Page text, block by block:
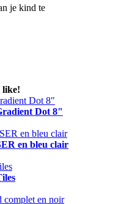
je kind te
like!
Dot 8"
en bleu clair